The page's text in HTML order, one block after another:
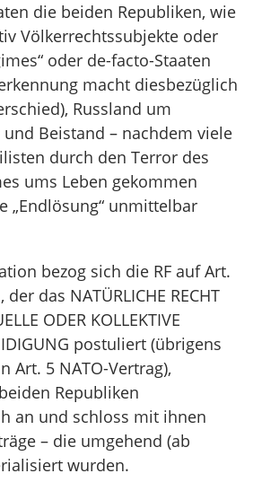
die beiden Republiken, wie
Völkerrechtssubjekte oder
oder de-facto-Staaten
macht diesbezüglich
Russland um
Beistand – nachdem viele
durch den Terror des
ums Leben gekommen
„Endlösung“ unmittelbar
bezog sich die RF auf Art.
das NATÜRLICHE RECHT
ODER KOLLEKTIVE
postuliert (übrigens
Art. 5 NATO-Vertrag),
Republiken
an und schloss mit ihnen
– die umgehend (ab
wurden.